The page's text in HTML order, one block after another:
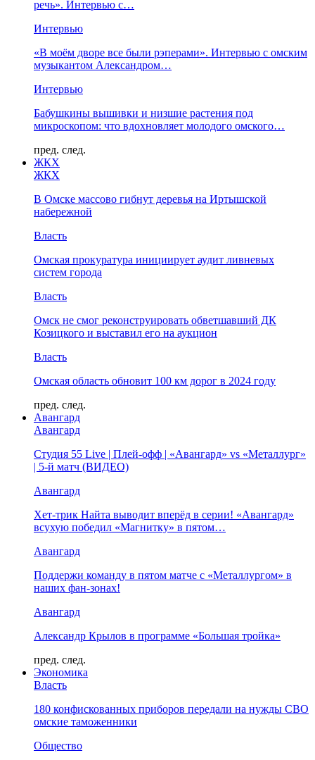
речь». Интервью с…
Интервью
«В моём дворе все были рэперами». Интервью с омским
музыкантом Александром…
Интервью
Бабушкины вышивки и низшие растения под
микроскопом: что вдохновляет молодого омского…
пред. след.
ЖКХ
ЖКХ
В Омске массово гибнут деревья на Иртышской
набережной
Власть
Омская прокуратура инициирует аудит ливневых
систем города
Власть
Омск не смог реконструировать обветшавший ДК
Козицкого и выставил его на аукцион
Власть
Омская область обновит 100 км дорог в 2024 году
пред. след.
Авангард
Авангард
Студия 55 Live | Плей-офф | «Авангард» vs «Металлург»
| 5-й матч (ВИДЕО)
Авангард
Хет-трик Найта выводит вперёд в серии! «Авангард»
всухую победил «Магнитку» в пятом…
Авангард
Поддержи команду в пятом матче с «Металлургом» в
наших фан-зонах!
Авангард
Александр Крылов в программе «Большая тройка»
пред. след.
Экономика
Власть
180 конфискованных приборов передали на нужды СВО
омские таможенники
Общество